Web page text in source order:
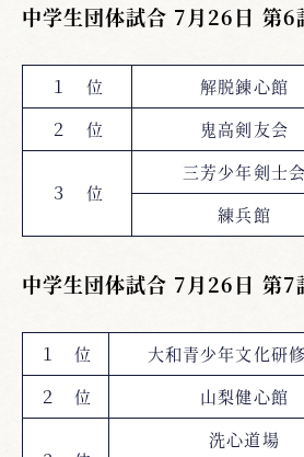
中学生団体試合 7月26日 第6
１ 位 解脱錬心館
２ 位
鬼高剣友会
３ 位
三芳少年剣士会
練兵館
中学生団体試合 7月26日 第7
１ 位 大和青少年文化研
２ 位
山梨健心館
洗心道場